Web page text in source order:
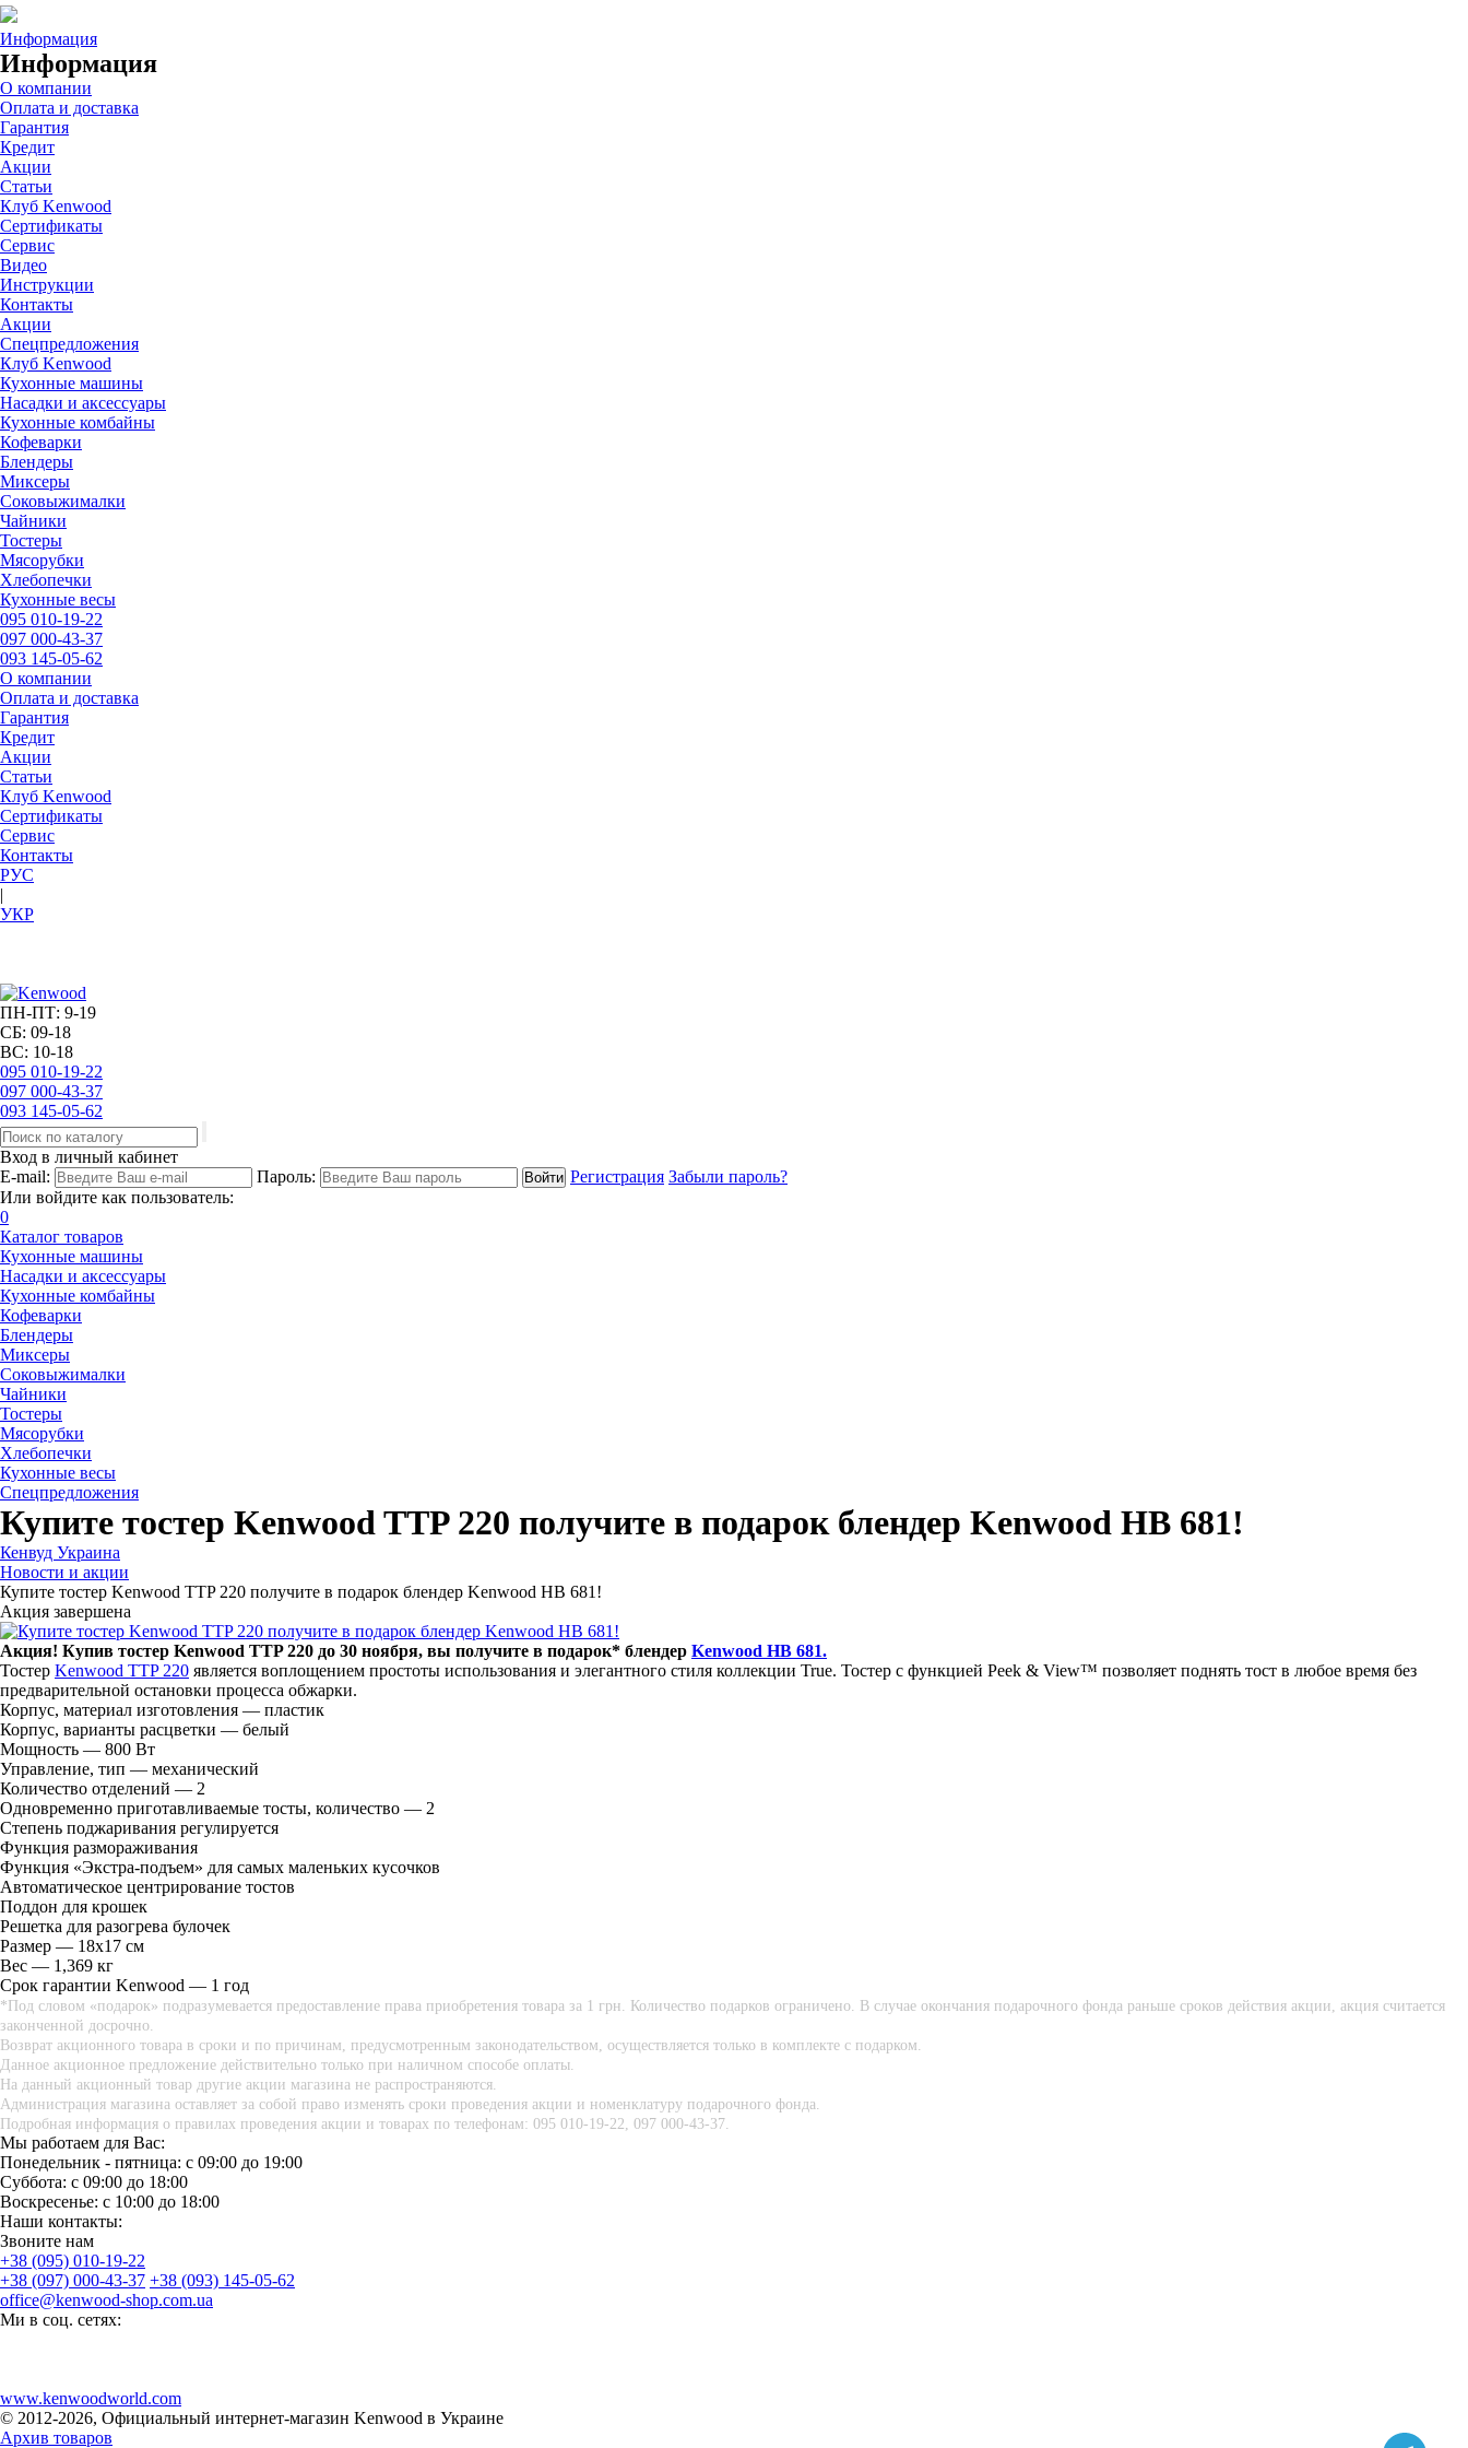
Информация
Информация
О компании
Оплата и доставка
Гарантия
Кредит
Акции
Статьи
Клуб Kenwood
Сертификаты
Сервис
Видео
Инструкции
Контакты
Акции
Спецпредложения
Клуб Kenwood
Кухонные машины
Насадки и аксессуары
Кухонные комбайны
Кофеварки
Блендеры
Миксеры
Соковыжималки
Чайники
Тостеры
Мясорубки
Хлебопечки
Кухонные весы
095 010-19-22
097 000-43-37
093 145-05-62
О компании
Оплата и доставка
Гарантия
Кредит
Акции
Статьи
Клуб Kenwood
Сертификаты
Сервис
Контакты
РУC
|
УКР
ПН-ПТ: 9-19
СБ: 09-18
ВС: 10-18
095 010-19-22
097 000-43-37
093 145-05-62
Вход в личный кабинет
E-mail:
Пароль: Регистрация Забыли пароль?
Или войдите как пользователь:
0
Каталог товаров
Кухонные машины
Насадки и аксессуары
Кухонные комбайны
Кофеварки
Блендеры
Миксеры
Соковыжималки
Чайники
Тостеры
Мясорубки
Хлебопечки
Кухонные весы
Спецпредложения
Купите тостер Kenwood TTP 220 получите в подарок блендер Kenwood HB 681!
Кенвуд Украина
Новости и акции
Купите тостер Kenwood TTP 220 получите в подарок блендер Kenwood HB 681!
Акция завершена
Акция! Купив тостер Kenwood TTP 220 до 30 ноября, вы получите в подарок* блендер Kenwood HB 681.
Тостер Kenwood TTP 220 является воплощением простоты иcпользования и элегантного стиля коллекции True. Тостер с функцией Peek & View™ позволяет поднять тост в любое время без
предварительной остановки процесса обжарки.
Корпус, материал изготовления — пластик
Корпус, варианты расцветки — белый
Мощность — 800 Вт
Управление, тип — механический
Количество отделений — 2
Одновременно приготавливаемые тосты, количество — 2
Степень поджаривания регулируется
Функция размораживания
Функция «Экстра-подъем» для самых маленьких кусочков
Автоматическое центрирование тостов
Поддон для крошек
Решетка для разогрева булочек
Размер — 18x17 см
Вес — 1,369 кг
Срок гарантии Kenwood — 1 год
*Под словом «подарок» подразумевается предоставление права приобретения товара за 1 грн. Количество подарков ограничено. В случае окончания подарочного фонда раньше сроков действия акции, акция считается
законченной досрочно.
Возврат акционного товара в сроки и по причинам, предусмотренным законодательством, осуществляется только в комплекте с подарком.
Данное акционное предложение действительно только при наличном способе оплаты.
На данный акционный товар другие акции магазина не распространяются.
Администрация магазина оставляет за собой право изменять сроки проведения акции и номенклатуру подарочного фонда.
Подробная информация о правилах проведения акции и товарах по телефонам: 095 010-19-22, 097 000-43-37.
Мы работаем для Вас:
Понедельник - пятница: с 09:00 до 19:00
Суббота: с 09:00 до 18:00
Воскресенье: с 10:00 до 18:00
Наши контакты:
Звоните нам
+38 (095) 010-19-22
+38 (097) 000-43-37 +38 (093) 145-05-62
office@kenwood-shop.com.ua
Ми в соц. сетях:
www.kenwoodworld.com
© 2012-2026, Официальный интернет-магазин Kenwood в Украине
Архив товаров